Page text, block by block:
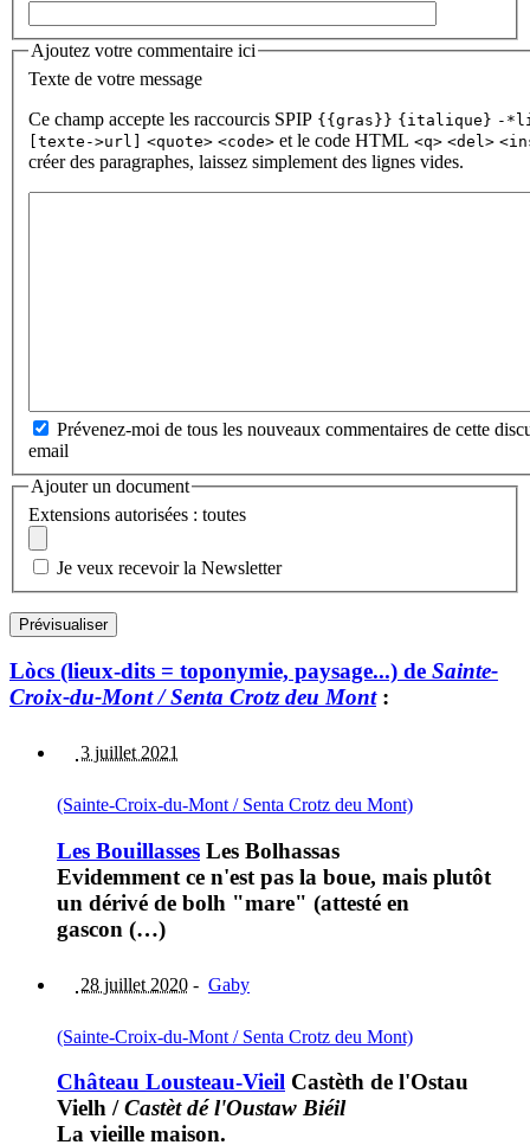
Ajoutez votre commentaire ici
Texte de votre message
Ce champ accepte les raccourcis SPIP {{gras}} {italique} -
[texte->url]
<quote> <code> et le code HTML <q> <del>
créer des paragraphes, laissez simplement des lignes vides.
Prévenez-moi de tous les nouveaux commentaires de cette
email
Ajouter un document
Extensions autorisées : toutes
Je veux recevoir la Newsletter
Lòcs (lieux-dits = toponymie, paysage...) de Sainte-
Croix-du-Mont / Senta Crotz deu Mont:
3 juillet 2021
(Sainte-Croix-du-Mont / Senta Crotz deu Mont)
Les Bouillasses Les Bolhassas
Evidemment ce n'est pas la boue, mais plutôt
un dérivé de bolh "mare" (attesté en
gascon (…)
28 juillet 2020 - Gaby
(Sainte-Croix-du-Mont / Senta Crotz deu Mont)
Château Lousteau-Vieil Castèth de l'Ostau
Vielh /Castèt dé l'Oustaw Biéil
La vieille maison.